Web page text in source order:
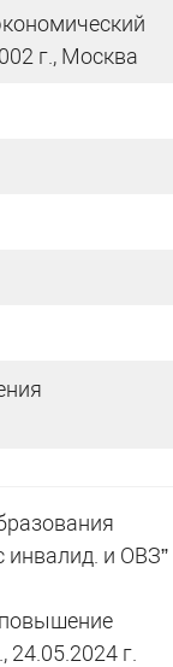
г., Москва
инвалид. и ОВЗ”
24.05.2024 г.